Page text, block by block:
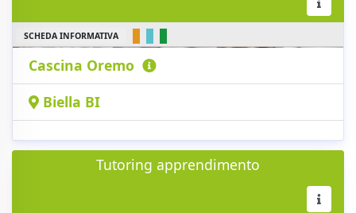
SCHEDA INFORMATIVA
Cascina Oremo
Biella BI
Tutoring apprendimento